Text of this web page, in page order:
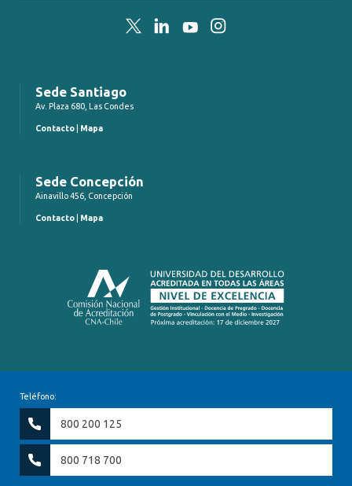
TwitterLinkedInYouTubeInstagram
Sede Santiago
Av. Plaza 680, Las Condes
Contacto Mapa
Sede Concepción
Ainavillo 456, Concepción
Contacto Mapa
Teléfono:
800 200 125
800 718 700